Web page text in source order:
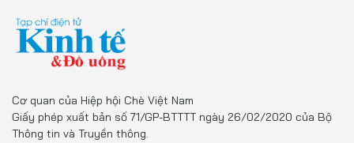
Cơ quan của Hiệp hội Chè Việt Nam
Giấy phép xuất bản số 71/GP-BTTTT ngày 26/02/2020 của Bộ
Thông tin và Truyền thông.